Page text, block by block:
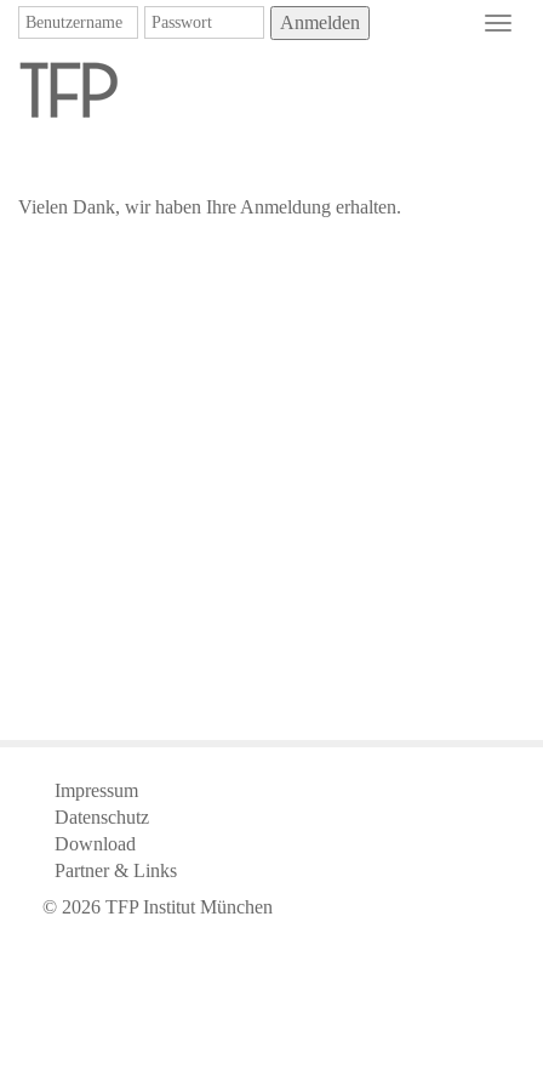
Anmelden
Vielen Dank, wir haben Ihre Anmeldung erhalten.
© 2026 TFP Institut München
Impressum
Datenschutz
Download
Partner & Links